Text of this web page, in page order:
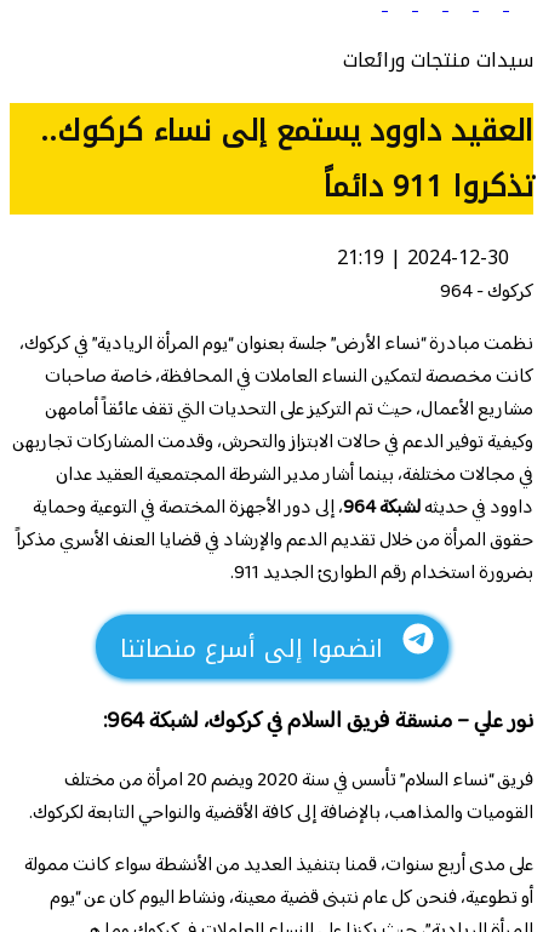
سيدات منتجات ورائعات
العقيد داوود يستمع إلى نساء كركوك..
تذكروا 911 دائماً
2024-12-30 | 21:19
كركوك - 964
نظمت مبادرة “نساء الأرض” جلسة بعنوان “يوم المرأة الريادية” في كركوك،
كانت مخصصة لتمكين النساء العاملات في المحافظة، خاصة صاحبات
مشاريع الأعمال، حيث تم التركيز على التحديات التي تقف عائقاً أمامهن
وكيفية توفير الدعم في حالات الابتزاز والتحرش، وقدمت المشاركات تجاربهن
في مجالات مختلفة، بينما أشار مدير الشرطة المجتمعية العقيد عدان
داوود في حديثهلشبكة 964
، إلى دور الأجهزة المختصة في التوعية وحماية
حقوق المرأة من خلال تقديم الدعم والإرشاد في قضايا العنف الأسري مذكراً
بضرورة استخدام رقم الطوارئ الجديد 911.
انضموا إلى أسرع منصاتنا
نور علي – منسقة فريق السلام في كركوك،لشبكة 964 :
فريق “نساء السلام” تأسس في سنة 2020 ويضم 20 امرأة من مختلف
القوميات والمذاهب، بالإضافة إلى كافة الأقضية والنواحي التابعة لكركوك.
على مدى أربع سنوات، قمنا بتنفيذ العديد من الأنشطة سواء كانت ممولة
أو تطوعية، فنحن كل عام نتبنى قضية معينة، ونشاط اليوم كان عن “يوم